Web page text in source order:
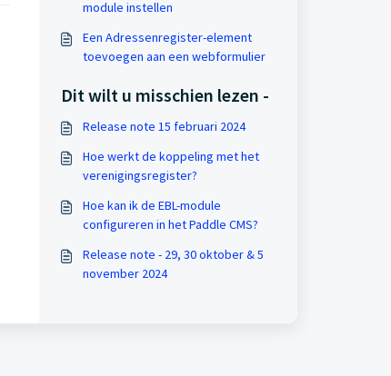
module instellen
Een Adressenregister-element
toevoegen aan een webformulier
Dit wilt u misschien lezen -
Release note 15 februari 2024
Hoe werkt de koppeling met het
verenigingsregister?
Hoe kan ik de EBL-module
configureren in het Paddle CMS?
Release note - 29, 30 oktober & 5
november 2024